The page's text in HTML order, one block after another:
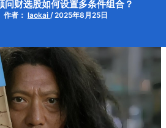
问财选股如何设置多条件组合？
作者： laokai /2025年8月25日